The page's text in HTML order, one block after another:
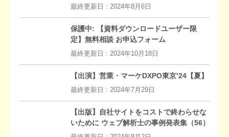
最終更新日 : 2024年8月6日
保護中: 【資料ダウンロードユーザー限
定】無料相談 お申込フォーム
最終更新日 : 2024年10月18日
【出演】営業・マーケDXPO東京’24【夏】
最終更新日 : 2024年7月29日
【出版】自社サイトをコストで終わらせな
いために ウェブ解析士の事例発表集（56）